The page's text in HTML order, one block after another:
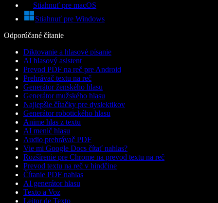
Stiahnuť pre macOS
Stiahnuť pre Windows
Odporúčané čítanie
Diktovanie a hlasové písanie
AI hlasový asistent
Prevod PDF na reč pre Android
Prehrávač textu na reč
Generátor ženského hlasu
Generátor mužského hlasu
Najlepšie čítačky pre dyslektikov
Generátor robotického hlasu
Anime hlas z textu
AI menič hlasu
Audio prehrávač PDF
Vie mi Google Docs čítať nahlas?
Rozšírenie pre Chrome na prevod textu na reč
Prevod textu na reč v hindčine
Čítanie PDF nahlas
AI generátor hlasu
Texto a Voz
Leitor de Texto